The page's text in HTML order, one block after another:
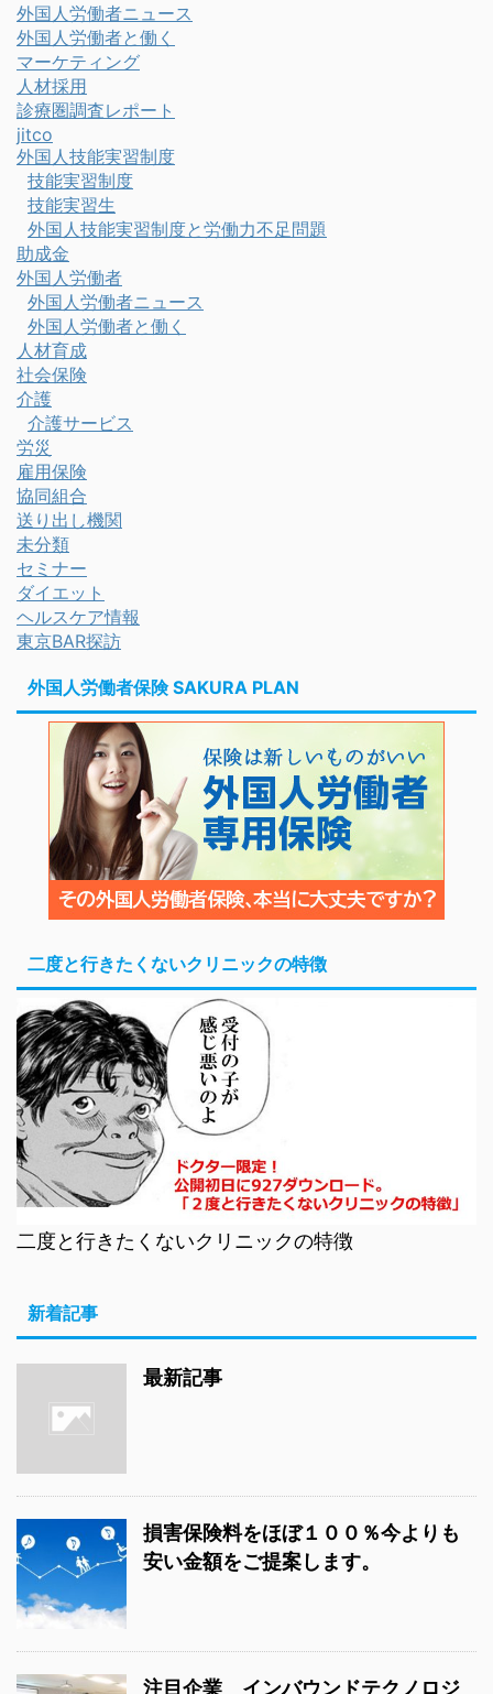
外国人労働者ニュース
外国人労働者と働く
マーケティング
人材採用
診療圏調査レポート
jitco
外国人技能実習制度
技能実習制度
技能実習生
外国人技能実習制度と労働力不足問題
助成金
外国人労働者
外国人労働者ニュース
外国人労働者と働く
人材育成
社会保険
介護
介護サービス
労災
雇用保険
協同組合
送り出し機関
未分類
セミナー
ダイエット
ヘルスケア情報
東京BAR探訪
外国人労働者保険 SAKURA PLAN
二度と行きたくないクリニックの特徴
二度と行きたくないクリニックの特徴
新着記事
最新記事
損害保険料をほぼ１００％今よりも
安い金額をご提案します。
注目企業 インバウンドテクノロジ